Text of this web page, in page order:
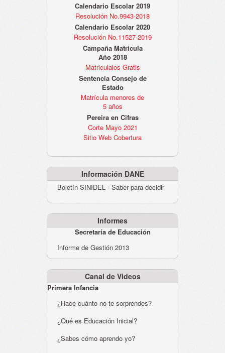
Calendario Escolar 2019
Resolución No.9943-2018
Calendario Escolar 2020
Resolución No.11527-2019
Campaña Matrícula
Año 2018
Matriculalos Gratis
Sentencia Consejo de
Estado
Matrícula menores de
5 años
Pereira en Cifras
Corte Mayo 2021
Sitio Web Cobertura
Información DANE
Boletín SINIDEL - Saber para decidir
Informes
Secretaría de Educación
Informe de Gestión 2013
Canal de Videos
Primera Infancia
¿Hace cuánto no te sorprendes?
¿Qué es Educación Inicial?
¿Sabes cómo aprendo yo?